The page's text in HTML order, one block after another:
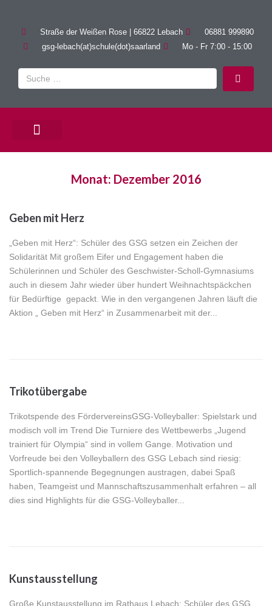
Straße der Weißen Rose | 66822 Lebach
06881 999890
gsg-lebach(at)schule(dot)saarland
Mo - Fr 7:00 - 15:00
Monat: Dezember 2016
Geben mit Herz
„Geben mit Herz“: Schüler des GSG setzen ein Zeichen der
Solidarität Mit großem Eifer und Engagement haben die
Schülerinnen und Schüler des Geschwister-Scholl-Gymnasiums
auch in diesem Jahr wieder über hundert Weihnachtspäckchen
für Bedürftige gepackt. Wie in den vergangenen Jahren läuft die
Aktion „ Geben mit Herz“ in Zusammenarbeit mit der...
Trikotübergabe
Trikotspende des FördervereinsGSG-Volleyballer: Spielstark und
modisch voll im Trend Die Turniere des Wettbewerbs „Jugend
trainiert für Olympia“ sind in vollem Gange. Motivation und
Vorfreude bei den Volleyballern des GSG Lebach sind riesig:
Sportlich-spannende Begegnungen austragen, dabei Spaß
haben, Teamgeist und Mannschaftszusammenhalt erfahren – all
dies sind Highlights für die GSG-Volleyballer...
Kunstausstellung
Große Kunstausstellung im Rathaus Lebach: Schüler des GSG